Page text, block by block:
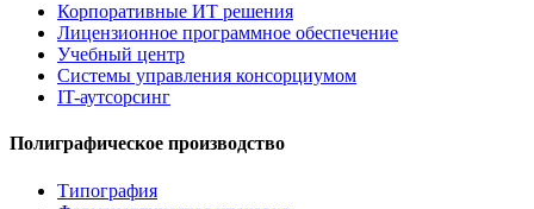
Корпоративные ИТ решения
Лицензионное программное обеспечение
Учебный центр
Системы управления консорциумом
IT-аутсорсинг
Полиграфическое производство
Типография